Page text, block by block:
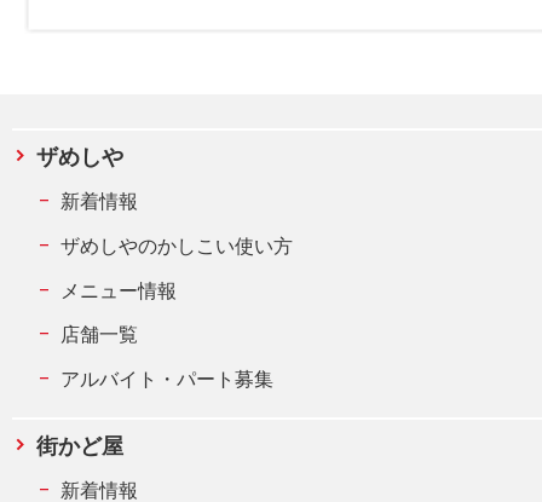
ザめしや
新着情報
ザめしやのかしこい使い方
メニュー情報
店舗一覧
アルバイト・パート募集
街かど屋
新着情報